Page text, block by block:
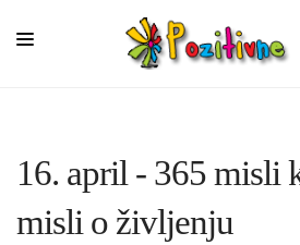
SKUPINE
MISLI
16. april - 365 misli
misli o življenju